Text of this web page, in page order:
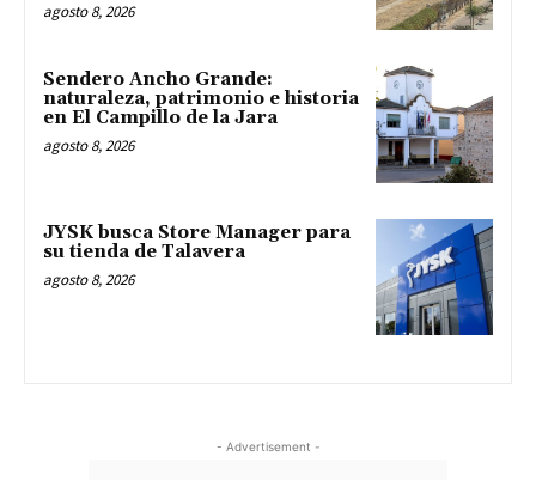
agosto 8, 2026
Sendero Ancho Grande:
naturaleza, patrimonio e historia
en El Campillo de la Jara
agosto 8, 2026
JYSK busca Store Manager para
su tienda de Talavera
agosto 8, 2026
- Advertisement -